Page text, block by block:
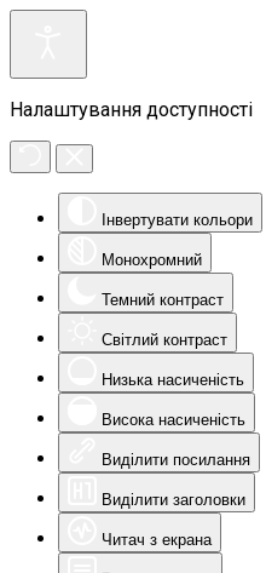
Налаштування доступності
Інвертувати кольори
Монохромний
Темний контраст
Світлий контраст
Низька насиченість
Висока насиченість
Виділити посилання
Виділити заголовки
Читач з екрана